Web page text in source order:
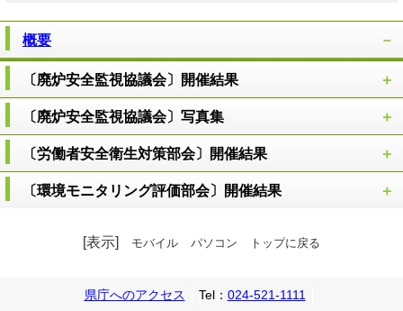
概要
〔廃炉安全監視協議会〕開催結果
〔廃炉安全監視協議会〕写真集
〔労働者安全衛生対策部会〕開催結果
〔環境モニタリング評価部会〕開催結果
[表示] モバイル パソコン トップに戻る
県庁へのアクセス Tel： 024-521-1111